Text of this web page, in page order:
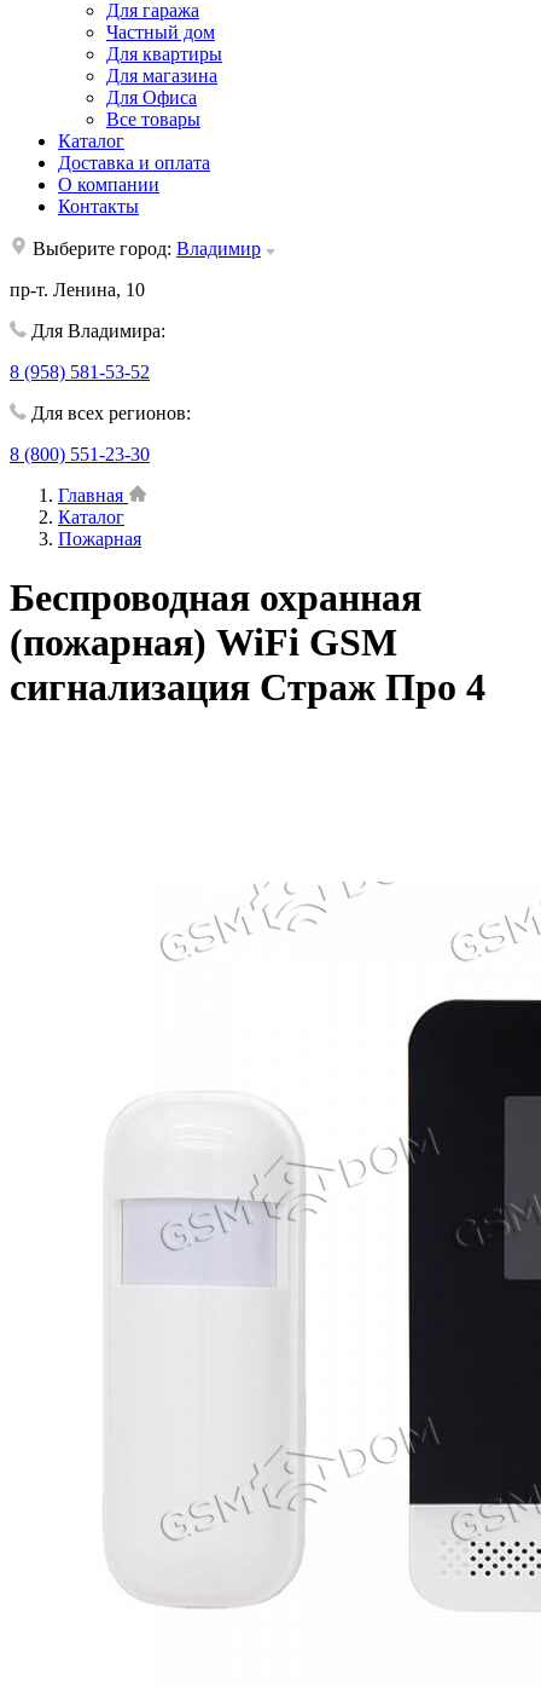
Для гаража
Частный дом
Для квартиры
Для магазина
Для Офиса
Все товары
Каталог
Доставка и оплата
О компании
Контакты
Выберите город: Владимир
пр-т. Ленина, 10
Для Владимира:
8 (958) 581-53-52
Для всех регионов:
8 (800) 551-23-30
Главная
Каталог
Пожарная
Беспроводная охранная
(пожарная) WiFi GSM
сигнализация Страж Про 4